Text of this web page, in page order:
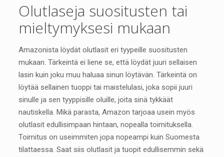
Olutlaseja suositusten tai
mieltymyksesi mukaan
Amazonista löydät olutlasit eri tyypeille suositusten
mukaan. Tärkeintä ei liene se, että löydät juuri sellaisen
lasin kuin joku muu haluaa sinun löytävän. Tärkeintä on
löytää sellainen tuoppi tai maistelulasi, joka sopii juuri
sinulle ja sen tyyppisille oluille, joita sinä tykkäät
nautiskella. Mikä parasta, Amazon tarjoaa usein myös
olutlasit edullisimpaan hintaan, nopealla toimituksella.
Toimitus on useimmiten jopa nopeampi kuin Suomesta
tilattaessa. Saat siis olutlasit ja tuopit edullisemmin sekä